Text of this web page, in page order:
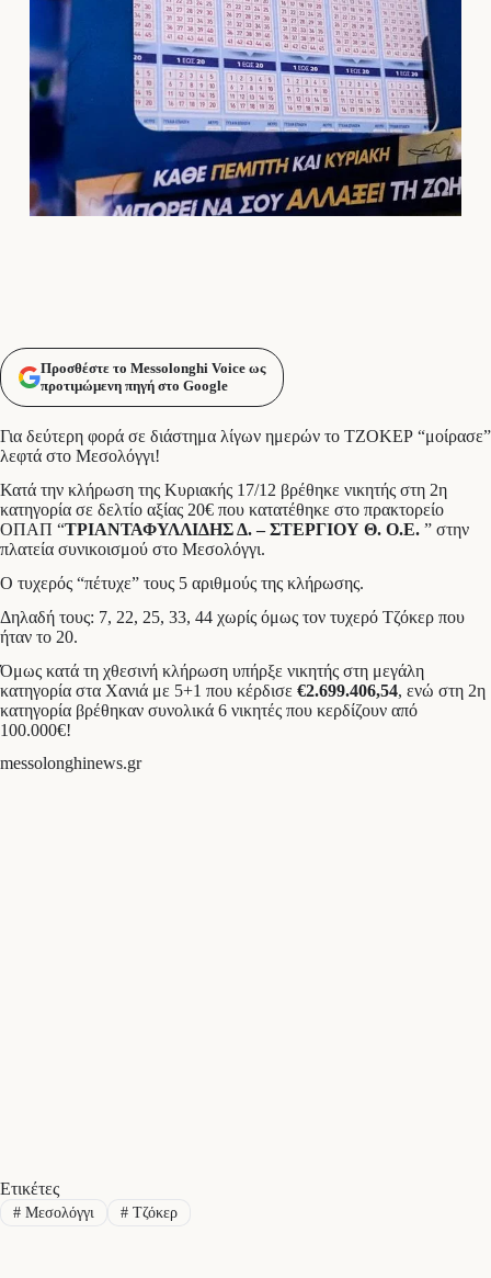
Προσθέστε το Messolonghi Voice ως
προτιμώμενη πηγή στο Google
Για δεύτερη φορά σε διάστημα λίγων ημερών το ΤΖΟΚΕΡ “μοίρασε”
λεφτά στο Μεσολόγγι!
Κατά την κλήρωση της Κυριακής 17/12 βρέθηκε νικητής στη 2η
κατηγορία σε δελτίο αξίας 20€ που κατατέθηκε στο πρακτορείο
ΟΠΑΠ “ΤΡΙΑΝΤΑΦΥΛΛΙΔΗΣ Δ. – ΣΤΕΡΓΙΟΥ Θ. Ο.Ε. ” στην
πλατεία συνικοισμού στο Μεσολόγγι.
Ο τυχερός “πέτυχε” τους 5 αριθμούς της κλήρωσης.
Δηλαδή τους: 7, 22, 25, 33, 44 χωρίς όμως τον τυχερό Τζόκερ που
ήταν το 20.
Όμως κατά τη χθεσινή κλήρωση υπήρξε νικητής στη μεγάλη
κατηγορία στα Χανιά με 5+1 που κέρδισε €2.699.406,54, ενώ στη 2η
κατηγορία βρέθηκαν συνολικά 6 νικητές που κερδίζουν από
100.000€!
messolonghinews.gr
Ετικέτες
#Μεσολόγγι #Τζόκερ